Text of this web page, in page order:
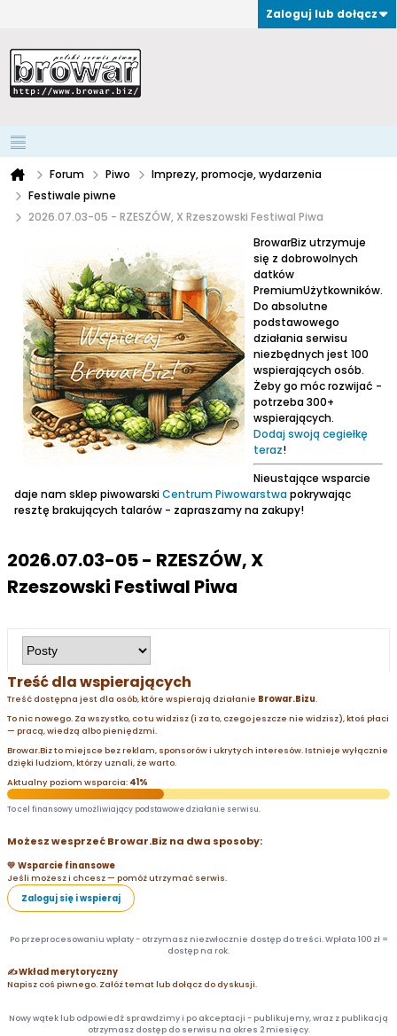
Zaloguj lub dołącz
Forum Piwo
Imprezy, promocje, wydarzenia
Festiwale piwne
2026.07.03-05 - RZESZÓW, X Rzeszowski Festiwal Piwa
BrowarBiz utrzymuje
się z dobrowolnych
datków
PremiumUżytkowników.
Do absolutne
podstawowego
działania serwisu
niezbędnych jest 100
wspierających osób.
Żeby go móc rozwijać -
potrzeba 300+
wspierających.
Dodaj swoją cegiełkę
teraz!
Nieustające wsparcie
daje nam sklep piwowarskiCentrum Piwowarstwapokrywając
resztę brakujących talarów - zapraszamy na zakupy!
2026.07.03-05 - RZESZÓW, X
Rzeszowski Festiwal Piwa
Treść dla wspierających
Treść dostępna jest dla osób, które wspierają działanie Browar.Bizu.
To nic nowego. Za wszystko, co tu widzisz (i za to, czego jeszcze nie widzisz), ktoś płaci
— pracą, wiedzą albo pieniędzmi.
Browar.Biz to miejsce bez reklam, sponsorów i ukrytych interesów. Istnieje wyłącznie
dzięki ludziom, którzy uznali, że warto.
Aktualny poziom wsparcia: 41%
To cel finansowy umożliwiający podstawowe działanie serwisu.
Możesz wesprzeć Browar.Biz na dwa sposoby:
💛 Wsparcie finansowe
Jeśli możesz i chcesz — pomóż utrzymać serwis.
Zaloguj się i wspieraj
Po przeprocesowaniu wpłaty - otrzymasz niezwłocznie dostęp do treści. Wpłata 100 zł =
dostęp na rok.
✍️ Wkład merytoryczny
Napisz coś piwnego. Załóż temat lub dołącz do dyskusji.
Nowy wątek lub odpowiedź sprawdzimy i po akceptacji - publikujemy, wraz z publikacją
otrzymasz dostęp do serwisu na okres 2 miesięcy.